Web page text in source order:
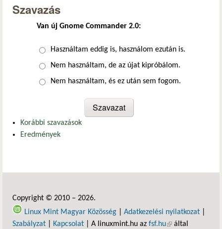
Szavazás
Van új Gnome Commander 2.0:
Választások
Használtam eddig is, használom ezután is.
Nem használtam, de az újat kipróbálom.
Nem használtam, és ez után sem fogom.
Korábbi szavazások
Eredmények
Copyright © 2010 – 2026.
Linux Mint Magyar Közösség
Adatkezelési nyilatkozat
Szabályzat
Kapcsolat | A linuxmint.hu az fsf.hu(külső hivatkozás)
által